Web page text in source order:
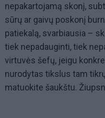
nepakartojamą skonį,
sūrų ar gaivų poskonį
patiekalą, svarbiausia –
tiek nepadauginti, tiek
virtuvės šefų, jeigu
nurodytas tikslus tam
matuokite šaukštu.